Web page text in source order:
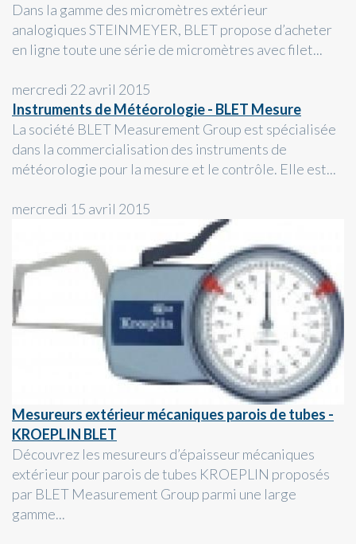
Dans la gamme des micromètres extérieur
analogiques STEINMEYER, BLET propose d’acheter
en ligne toute une série de micromètres avec filet...
mercredi 22 avril 2015
Instruments de Météorologie - BLET Mesure
La société BLET Measurement Group est spécialisée
dans la commercialisation des instruments de
météorologie pour la mesure et le contrôle. Elle est...
mercredi 15 avril 2015
Mesureurs extérieur mécaniques parois de tubes -
KROEPLIN BLET
Découvrez les mesureurs d’épaisseur mécaniques
extérieur pour parois de tubes KROEPLIN proposés
par BLET Measurement Group parmi une large
gamme...